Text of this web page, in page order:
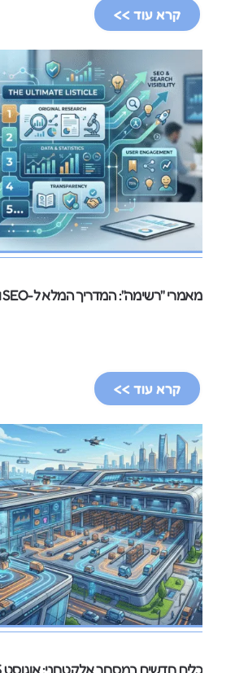
קרא עוד >>
מאמרי "רשימה": המדריך המלא ל-SEO ו-GenAI
קרא עוד >>
כלים חדשים במסחר אלקטרוני: אוגוסט 2026